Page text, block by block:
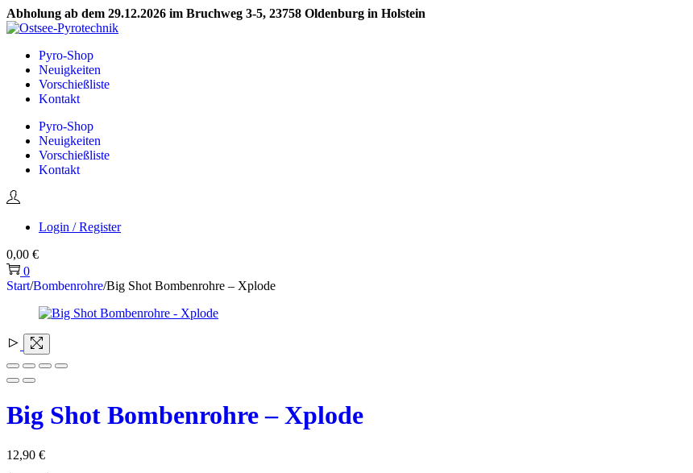
Abholung ab dem 29.12.2026 im Bruchweg 3-5, 23758 Oldenburg in Holstein
Skip
navigation
Skip
contentPyro-Shop
Neuigkeiten
Vorschießliste
Kontakt
Pyro-Shop
Neuigkeiten
Vorschießliste
Kontakt
Login / Register
0,00 €
0
Start/Bombenrohre/Big Shot Bombenrohre – Xplode
Big Shot Bombenrohre – Xplode
12,90 €